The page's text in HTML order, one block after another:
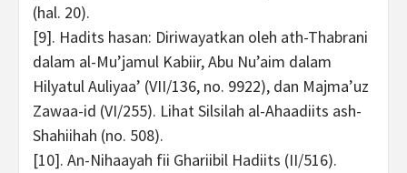
(hal. 20).
[9]. Hadits hasan: Diriwayatkan oleh ath-Thabrani
dalam al-Mu’jamul Kabiir, Abu Nu’aim dalam
Hilyatul Auliyaa’ (VII/136, no. 9922), dan Majma’uz
Zawaa-id (VI/255). Lihat Silsilah al-Ahaadiits ash-
Shahiihah (no. 508).
[10]. An-Nihaayah fii Ghariibil Hadiits (II/516).